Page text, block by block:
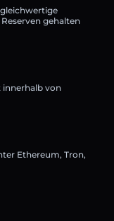
gehalten
innerhalb von
Ethereum, Tron,